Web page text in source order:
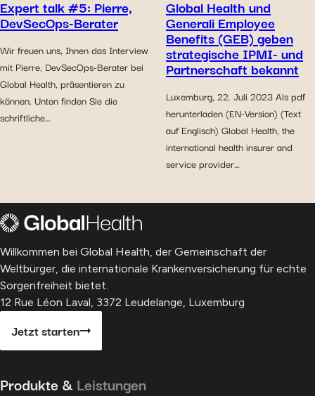
Expert talk #5: Pierre,
DevSecOps-Berater
Wir freuen uns, Ihnen das Interview
mit Pierre, DevSecOps-Berater bei
Global Health, präsentieren zu
können. Unten finden Sie die
schriftliche…
Global Health und
Generali Employee
Benefits (GEB) geben
strategische IPMI- und
Partnerschaft bekannt
Luxemburg, 22. Juli 2023 Als pdf
herunterladen (EN-Version) (Text
auf Englisch) Global Health, the
international health insurer and
service provider…
Willkommen bei Global Health, der Gemeinschaft der
Weltbürger, die internationale Krankenversicherung für echte
Sorgenfreiheit bietet.
12 Rue Léon Laval, 3372 Leudelange, Luxemburg
Jetzt starten
Produkte & Leistungen